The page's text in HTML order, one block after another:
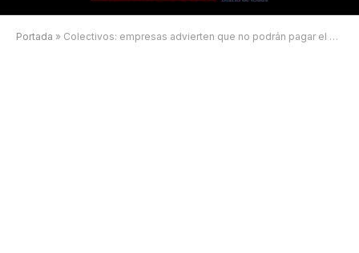
Portada » Colectivos: empresas advierten que no podrán pagar el aguinaldo y que restringirán el servicio